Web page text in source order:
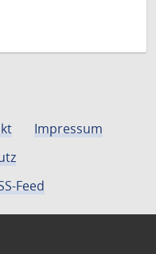
Impressum
Feed